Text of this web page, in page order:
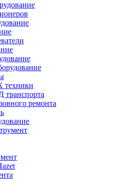
техники
транспорта
ремонта